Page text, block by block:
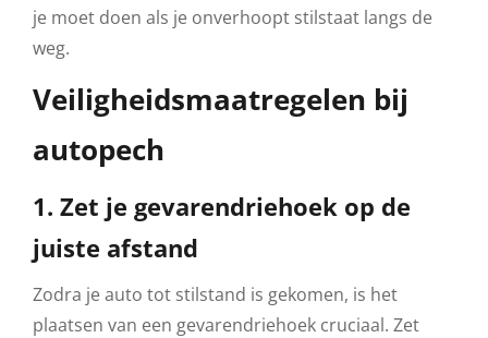
je moet doen als je onverhoopt stilstaat langs de
weg.
Veiligheidsmaatregelen bij
autopech
1. Zet je gevarendriehoek op de
juiste afstand
Zodra je auto tot stilstand is gekomen, is het
plaatsen van een gevarendriehoek cruciaal. Zet